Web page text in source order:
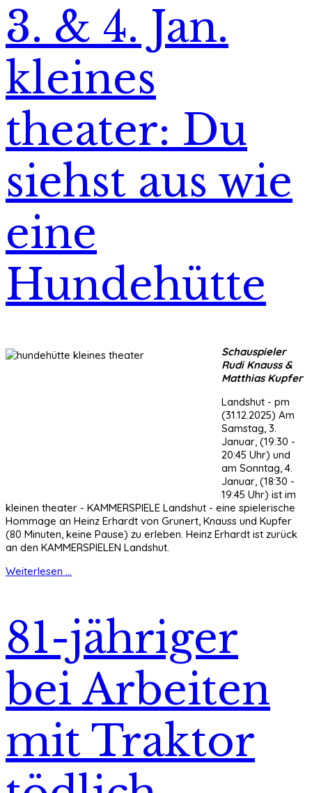
3. & 4. Jan.
kleines
theater: Du
siehst aus wie
eine
Hundehütte
Schauspieler
Rudi Knauss &
Matthias Kupfer
Landshut - pm
(31.12.2025) Am
Samstag, 3.
Januar, (19:30 -
20:45 Uhr) und
am Sonntag, 4.
Januar, (18:30 -
19:45 Uhr) ist im
kleinen theater - KAMMERSPIELE Landshut - eine spielerische
Hommage an Heinz Erhardt von Grunert, Knauss und Kupfer
(80 Minuten, keine Pause) zu erleben. Heinz Erhardt ist zurück
an den KAMMERSPIELEN Landshut.
Weiterlesen ...
81-jähriger
bei Arbeiten
mit Traktor